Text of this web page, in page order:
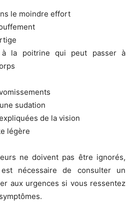
le moindre effort
la poitrine qui peut passer à
sudation
de la vision
légère
ne doivent pas être ignorés,
nécessaire de consulter un
aux urgences si vous ressentez